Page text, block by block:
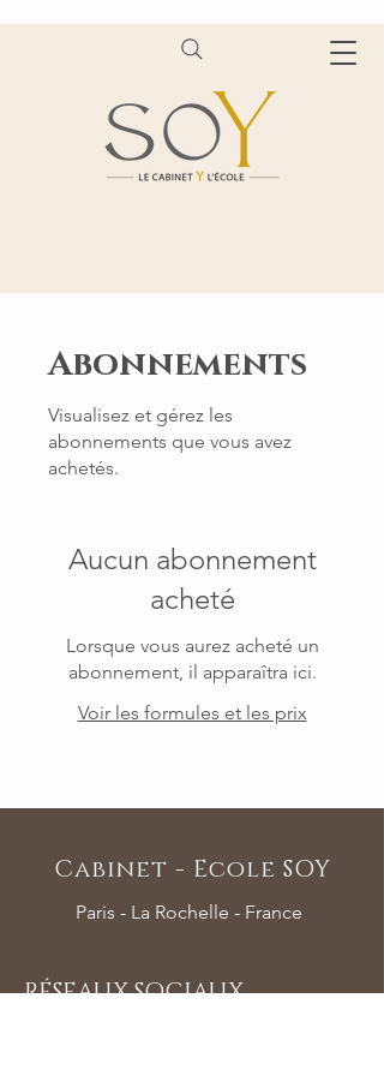
Abonnements
Visualisez et gérez les
abonnements que vous avez
achetés.
Aucun abonnement
acheté
Lorsque vous aurez acheté un
abonnement, il apparaîtra ici.
Voir les formules et les prix
Cabinet - Ecole SOY
Paris - La Rochelle - France
RÉSEAUX SOCIAUX